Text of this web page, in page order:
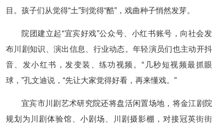
目。孩子们从觉得“土”到觉得“酷”，戏曲种子悄然发芽。
院团建立起“宜宾好戏”公众号、小红书账号，向社会发
布川剧知识、演出信息、行业动态。年轻演员们也主动开抖
音、发小红书，发变装、练功视频。“几秒短视频最抓眼
球，”孔文迪说，“先让大家觉得好看，再来懂戏。”
宜宾市川剧艺术研究院还将盘活闲置场地，将金江剧院
规划为川剧体验馆、小剧场、川剧摄影棚，对接冠英街街